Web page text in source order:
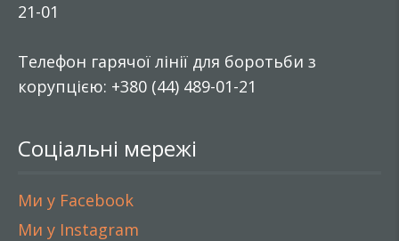
21-01
Телефон гарячої лінії для боротьби з
корупцією: +380 (44) 489-01-21
Соціальні мережі
Ми у Facebook
Ми у Instagram